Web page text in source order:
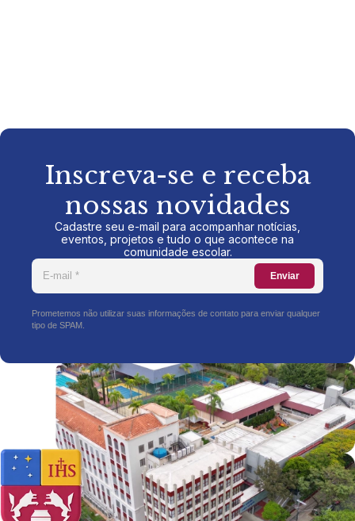
Inscreva-se e receba
nossas novidades
Cadastre seu e-mail para acompanhar notícias,
eventos, projetos e tudo o que acontece na
comunidade escolar.
Enviar
Prometemos não utilizar suas informações de contato para enviar qualquer
tipo de SPAM.